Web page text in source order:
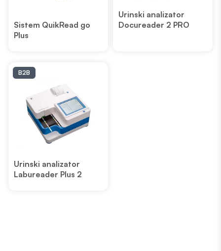
Sistem QuikRead go
Plus
Urinski analizator
Docureader 2 PRO
B2B
Urinski analizator
Labureader Plus 2